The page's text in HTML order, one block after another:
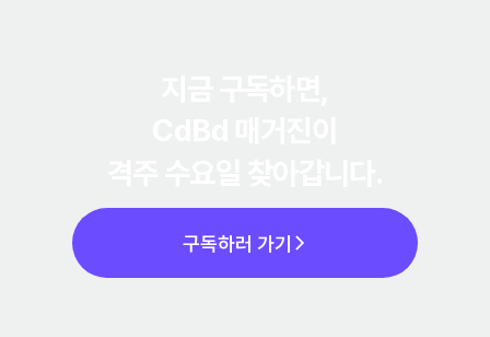
와 4가지 통증 해결법 (2026)
구독하러 가기